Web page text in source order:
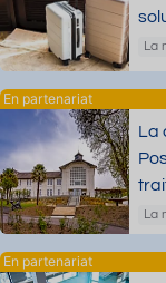
La
La
La